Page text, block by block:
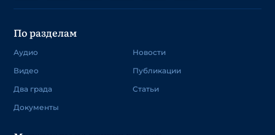
По разделам
Аудио
Видео
Два града
Документы
Новости
Публикации
Статьи